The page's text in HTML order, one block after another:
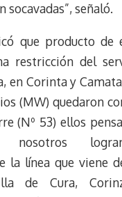
socavadas”, señaló.
que producto de
restricción del
en Corinta y
(MW) quedaron
(Nº 53) ellos
nosotros
la línea que viene
de Cura,